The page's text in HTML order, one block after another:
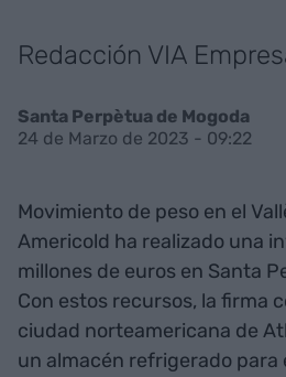
Redacción VIA
Santa Perpètua de Mogoda
24 de Marzo de 2023 - 09:22
Movimiento de peso en el
Americold ha realizado una
millones de euros en Santa
Con estos recursos, la firma
ciudad norteamericana de
un almacén refrigerado para